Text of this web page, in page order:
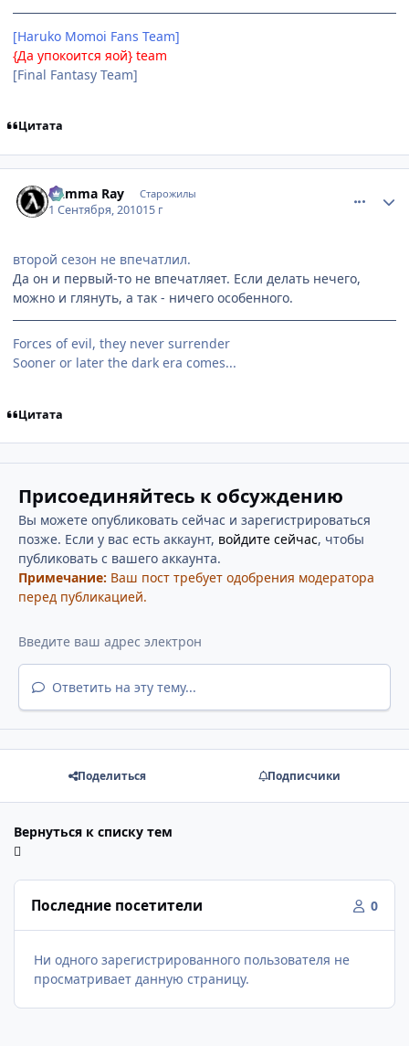
[Haruko Momoi Fans Team]
{Да упокоится яой} team
[Final Fantasy Team]
Цитата
Gamma Ray Старожилы
1 Сентября, 201015 г
второй сезон не впечатлил.
Да он и первый-то не впечатляет. Если делать нечего,
можно и глянуть, а так - ничего особенного.
Forces of evil, they never surrender
Sooner or later the dark era comes...
Цитата
Присоединяйтесь к обсуждению
Вы можете опубликовать сейчас и зарегистрироваться
позже. Если у вас есть аккаунт, войдите сейчас, чтобы
публиковать с вашего аккаунта.
Примечание: Ваш пост требует одобрения модератора
перед публикацией.
Ответить на эту тему...
Поделиться Подписчики
Вернуться к списку тем
Последние посетители 0
Ни одного зарегистрированного пользователя не
просматривает данную страницу.